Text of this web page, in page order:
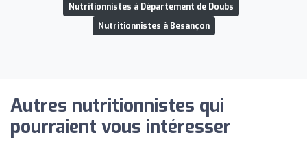
Nutritionnistes à Département de Doubs
Nutritionnistes à Besançon
Autres nutritionnistes qui
pourraient vous intéresser